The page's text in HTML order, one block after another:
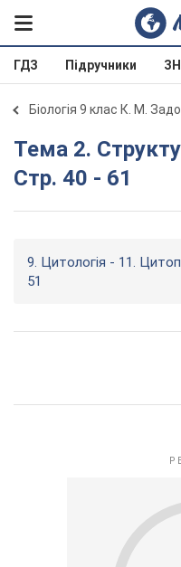
ГДЗ Підручники
Біологія 9 клас К. М.
Тема 2. Структура клітини №
Стр. 40 - 61
9. Цитологія - 11.
51